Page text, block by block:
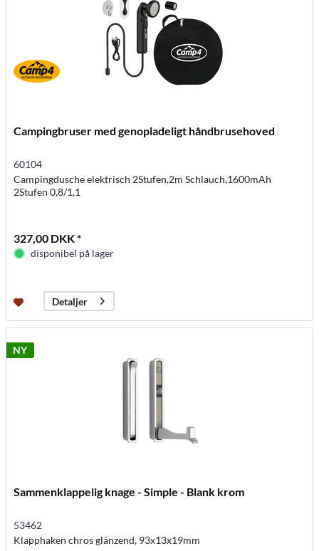
Campingbruser med genopladeligt håndbrusehoved
60104
Campingdusche elektrisch 2Stufen,2m Schlauch,1600mAh
2Stufen 0,8/1,1
327,00 DKK *
disponibel på lager
Detaljer
NY
Sammenklappelig knage - Simple - Blank krom
53462
Klapphaken chros glänzend, 93x13x19mm